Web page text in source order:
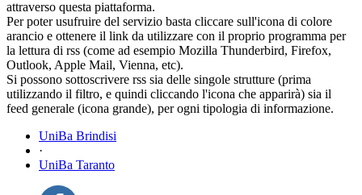
attraverso questa piattaforma.
Per poter usufruire del servizio basta cliccare sull'icona di colore
arancio e ottenere il link da utilizzare con il proprio programma per
la lettura di rss (come ad esempio Mozilla Thunderbird, Firefox,
Outlook, Apple Mail, Vienna, etc).
Si possono sottoscrivere rss sia delle singole strutture (prima
utilizzando il filtro, e quindi cliccando l'icona che apparirà) sia il
feed generale (icona grande), per ogni tipologia di informazione.
UniBa Brindisi
·
UniBa Taranto